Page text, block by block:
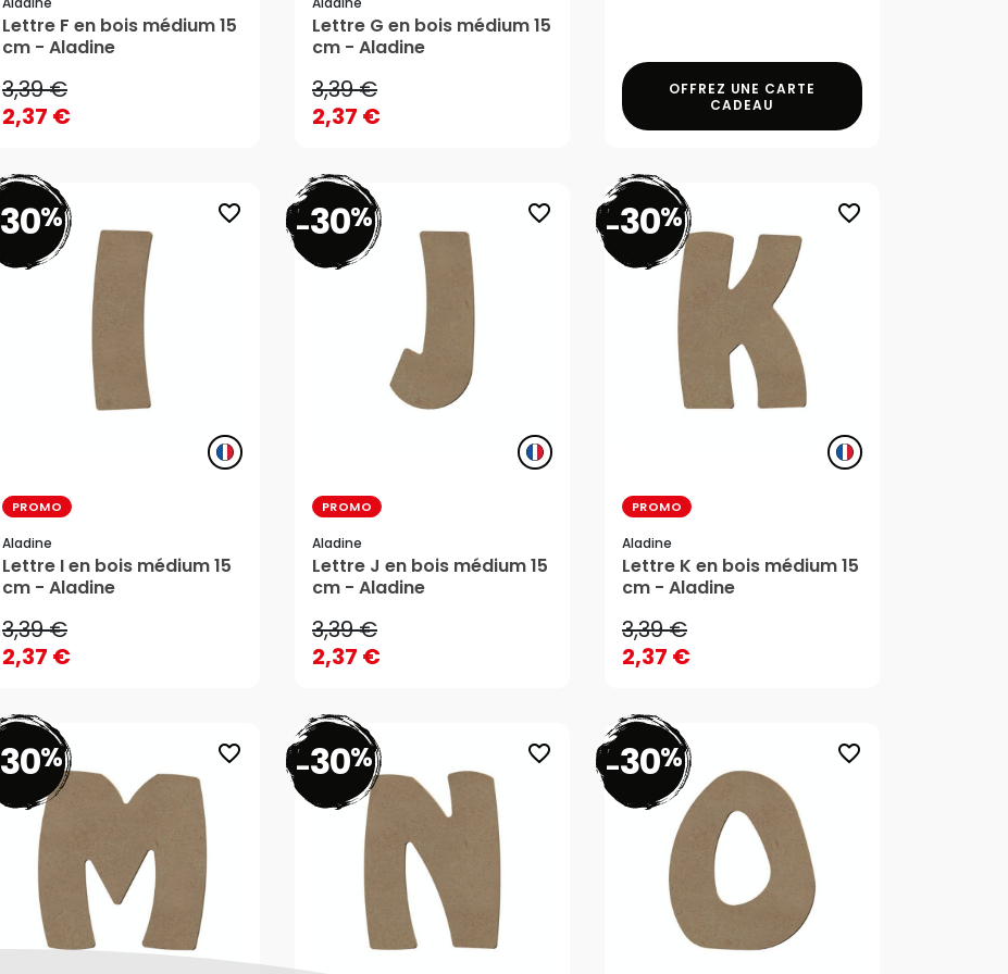
Lettre F en bois médium 15
cm - Aladine
3,39 €
2,37 €
3,39 €
2,37 €
AJOUTER AU PANIER
Lettre G en bois médium 15
cm - Aladine
3,39 €
2,37 €
3,39 €
2,37 €
AJOUTER AU PANIER
OFFREZ UNE CARTE
CADEAU
favorite_border
30%
PROMO
Aladine
Lettre I en bois médium 15
cm - Aladine
3,39 €
2,37 €
3,39 €
2,37 €
AJOUTER AU PANIER
favorite_border
-30%
PROMO
Aladine
Lettre J en bois médium 15
cm - Aladine
3,39 €
2,37 €
3,39 €
2,37 €
AJOUTER AU PANIER
favorite_border
-30%
PROMO
Aladine
Lettre K en bois médium 15
cm - Aladine
3,39 €
2,37 €
3,39 €
2,37 €
AJOUTER AU PANIER
favorite_border
30% favorite_border
-30% favorite_border
-30%